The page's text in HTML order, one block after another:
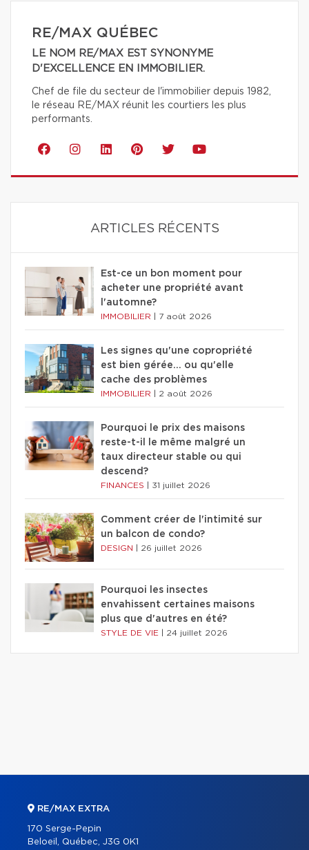
RE/MAX QUÉBEC
LE NOM RE/MAX EST SYNONYME
D'EXCELLENCE EN IMMOBILIER.
Chef de file du secteur de l'immobilier depuis 1982,
le réseau RE/MAX réunit les courtiers les plus
performants.
ARTICLES RÉCENTS
Est-ce un bon moment pour
acheter une propriété avant
l'automne?
IMMOBILIER 7 août 2026
Les signes qu'une copropriété
est bien gérée… ou qu'elle
cache des problèmes
IMMOBILIER 2 août 2026
Pourquoi le prix des maisons
reste-t-il le même malgré un
taux directeur stable ou qui
descend?
FINANCES 31 juillet 2026
Comment créer de l'intimité sur
un balcon de condo?
DESIGN 26 juillet 2026
Pourquoi les insectes
envahissent certaines maisons
plus que d'autres en été?
STYLE DE VIE 24 juillet 2026
RE/MAX EXTRA
170 Serge-Pepin
Beloeil, Québec, J3G 0K1